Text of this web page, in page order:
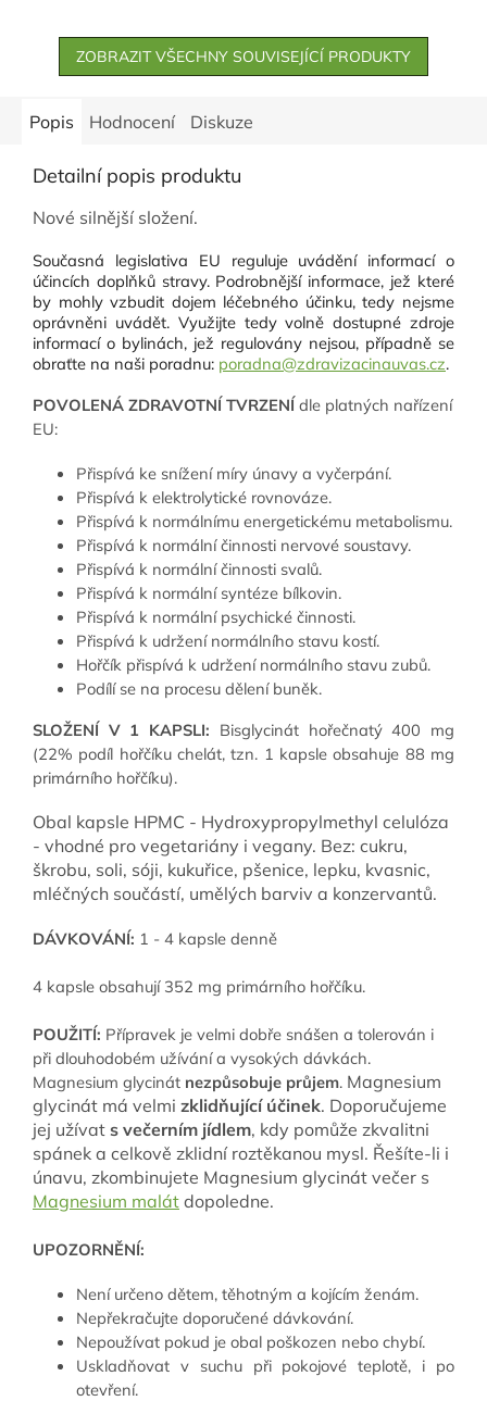
o zdravém organismu.
SUPER STRONG v jedné...
aplikovat přímo na
pokožku, stejně jako různé
hořčíkové oleje.
ZOBRAZIT VŠECHNY SOUVISEJÍCÍ PRODUKTY
Popis Hodnocení Diskuze
Detailní popis produktu
Nové silnější složení.
Současná legislativa EU reguluje uvádění informací o
účincích doplňků stravy. Podrobnější informace, jež které
by mohly vzbudit dojem léčebného účinku, tedy nejsme
oprávněni uvádět. Využijte tedy volně dostupné zdroje
informací o bylinách, jež regulovány nejsou, případně se
obraťte na naši poradnu: poradna@zdravizacinauvas.cz.
POVOLENÁ ZDRAVOTNÍ TVRZENÍ dle platných nařízení
EU:
Přispívá ke snížení míry únavy a vyčerpání.
Přispívá k elektrolytické rovnováze.
Přispívá k normálnímu energetickému metabolismu.
Přispívá k normální činnosti nervové soustavy.
Přispívá k normální činnosti svalů.
Přispívá k normální syntéze bílkovin.
Přispívá k normální psychické činnosti.
Přispívá k udržení normálního stavu kostí.
Hořčík přispívá k udržení normálního stavu zubů.
Podílí se na procesu dělení buněk.
SLOŽENÍ V 1 KAPSLI: Bisglycinát hořečnatý 400 mg
(22% podíl hořčíku chelát, tzn. 1 kapsle obsahuje 88 mg
primárního hořčíku).
Obal kapsle HPMC - Hydroxypropylmethyl celulóza
- vhodné pro vegetariány i vegany. Bez: cukru,
škrobu, soli, sóji, kukuřice, pšenice, lepku, kvasnic,
mléčných součástí, umělých barviv a konzervantů.
DÁVKOVÁNÍ: 1 - 4 kapsle denně
4 kapsle obsahují 352 mg primárního hořčíku.
POUŽITÍ: Přípravek je velmi dobře snášen a tolerován i
při dlouhodobém užívání a vysokých dávkách.
Magnesium glycinát nezpůsobuje průjem. Magnesium
glycinát má velmi zklidňující účinek. Doporučujeme
jej užívat s večerním jídlem, kdy pomůže zkvalitni
spánek a celkově zklidní roztěkanou mysl. Řešíte-li i
únavu, zkombinujete Magnesium glycinát večer s
Magnesium malát dopoledne.
UPOZORNĚNÍ:
Není určeno dětem, těhotným a kojícím ženám.
Nepřekračujte doporučené dávkování.
Nepoužívat pokud je obal poškozen nebo chybí.
Uskladňovat v suchu při pokojové teplotě, i po
otevření.